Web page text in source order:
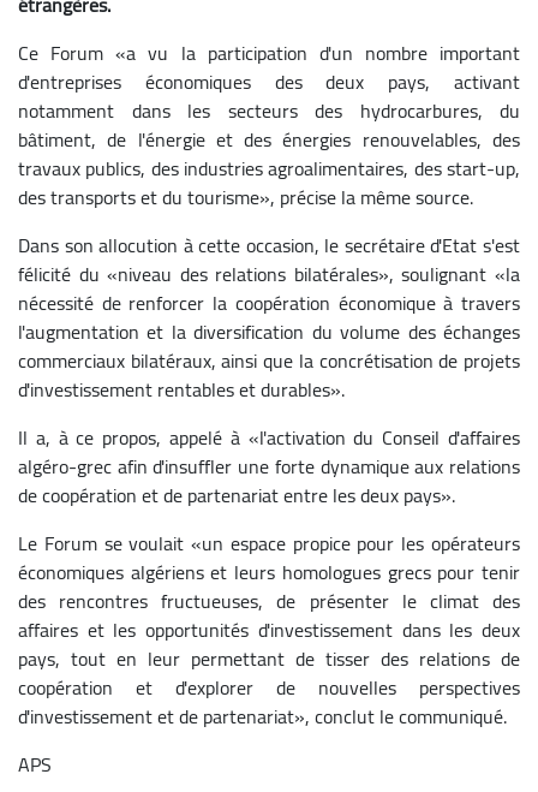
Ce Forum «a vu la participation d'un nombre important
d'entreprises économiques des deux pays, activant
notamment dans les secteurs des hydrocarbures, du
bâtiment, de l'énergie et des énergies renouvelables, des
travaux publics, des industries agroalimentaires, des start-up,
des transports et du tourisme», précise la même source.
Dans son allocution à cette occasion, le secrétaire d'Etat s'est
félicité du «niveau des relations bilatérales», soulignant «la
nécessité de renforcer la coopération économique à travers
l'augmentation et la diversification du volume des échanges
commerciaux bilatéraux, ainsi que la concrétisation de projets
d'investissement rentables et durables».
Il a, à ce propos, appelé à «l'activation du Conseil d'affaires
algéro-grec afin d'insuffler une forte dynamique aux relations
de coopération et de partenariat entre les deux pays».
Le Forum se voulait «un espace propice pour les opérateurs
économiques algériens et leurs homologues grecs pour tenir
des rencontres fructueuses, de présenter le climat des
affaires et les opportunités d'investissement dans les deux
pays, tout en leur permettant de tisser des relations de
coopération et d'explorer de nouvelles perspectives
d'investissement et de partenariat», conclut le communiqué.
APS